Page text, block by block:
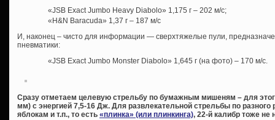
«JSB Exact Jumbo Heavy Diabolo» 1,175 г – 202 м/с;
«H&N Baracuda» 1,37 г – 187 м/с
И, наконец – чисто для информации — сверхтяжелые пули,
пневматики:
«JSB Exact Jumbo Monster Diabolo» 1,645 г (на фото) – 170 м/с.
Сразу отметаем целевую стрельбу по бумажным мишеням – для
мм) с энергией 7,5-16 Дж. Для развлекательной стрельбы по
яблокам и т.п., то есть «плинка» (или плинкинга), 22-й калибр тоже не